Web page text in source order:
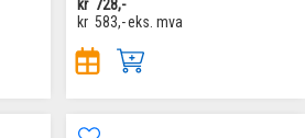
kr 728,-
kr 583,-eks. mva